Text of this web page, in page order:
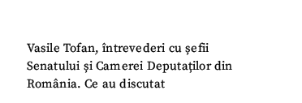
Vasile Tofan, întrevederi cu șefii
Senatului și Camerei Deputaților din
România. Ce au discutat